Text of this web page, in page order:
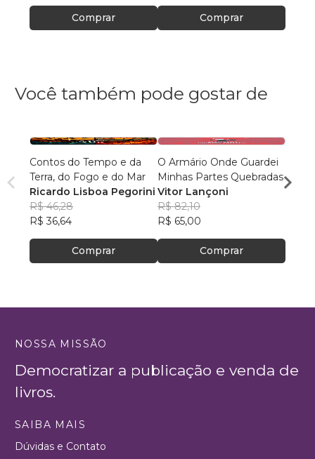
Comprar Comprar
Você também pode gostar de
Contos do Tempo e da
Terra, do Fogo e do Mar
Ricardo Lisboa Pegorini
R$ 46,28
R$ 36,64
Comprar
O Armário Onde Guardei
Minhas Partes Quebradas
Vitor Lançoni
R$ 82,10
R$ 65,00
Comprar
para
NOSSA MISSÃO
Democratizar a publicação e venda de
livros.
SAIBA MAIS
Dúvidas e Contato